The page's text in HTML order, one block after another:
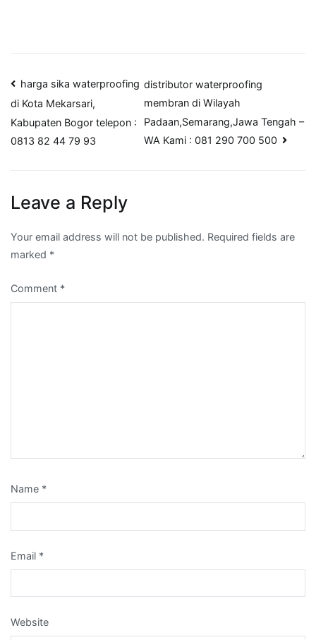
Post
navigation
harga sika waterproofing
di Kota Mekarsari,
Kabupaten Bogor telepon :
0813 82 44 79 93
distributor waterproofing
membran di Wilayah
Padaan,Semarang,Jawa Tengah –
WA Kami : 081 290 700 500
Leave a Reply
Your email address will not be published. Required fields are
marked *
Comment *
Name *
Email *
Website